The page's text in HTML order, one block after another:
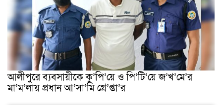
আলীপুরে ব্যবসায়ীকে কু’পি’য়ে ও পি’টি’য়ে জ’খ’মে’র
মা’ম’লায় প্রধান আ’সা’মি গ্রে’প্তা’র